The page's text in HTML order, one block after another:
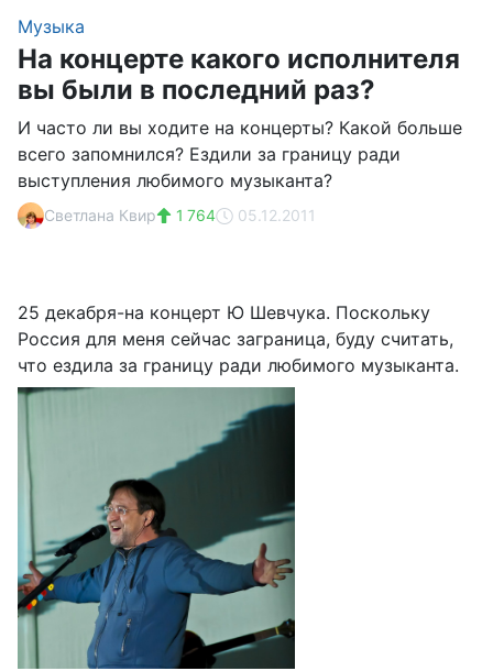
Музыка
На концерте какого исполнителя
вы были в последний раз?
И часто ли вы ходите на концерты? Какой больше
всего запомнился? Ездили за границу ради
выступления любимого музыканта?
Светлана Квир 1 764 05.12.2011
25 декабря-на концерт Ю Шевчука. Поскольку
Россия для меня сейчас заграница, буду считать,
что ездила за границу ради любимого музыканта.